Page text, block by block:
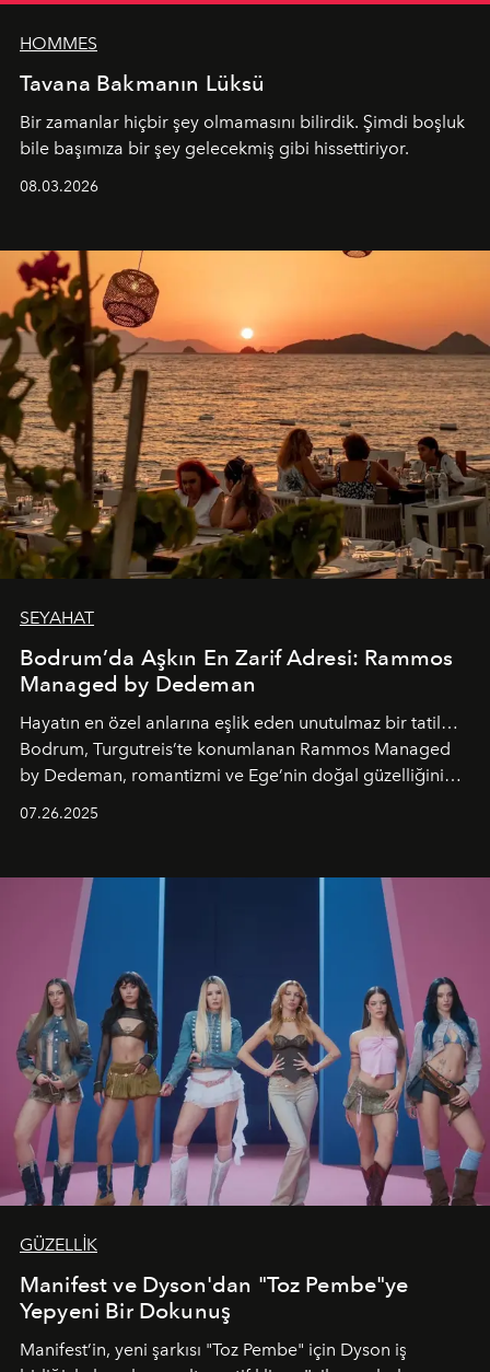
HOMMES
Tavana Bakmanın Lüksü
Bir zamanlar hiçbir şey olmamasını bilirdik. Şimdi boşluk
bile başımıza bir şey gelecekmiş gibi hissettiriyor.
08.03.2026
SEYAHAT
Bodrum’da Aşkın En Zarif Adresi: Rammos
Managed by Dedeman
Hayatın en özel anlarına eşlik eden unutulmaz bir tatil…
Bodrum, Turgutreis’te konumlanan Rammos Managed
by Dedeman, romantizmi ve Ege’nin doğal güzelliğini
07.26.2025
GÜZELLİK
Manifest ve Dyson'dan "Toz Pembe"ye
Yepyeni Bir Dokunuş
Manifest’in, yeni şarkısı "Toz Pembe" için Dyson iş